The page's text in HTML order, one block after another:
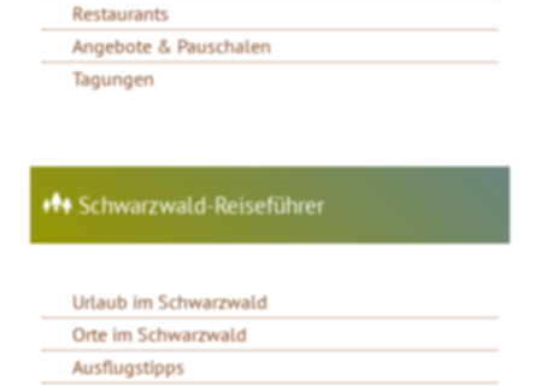
Restaurants
Angebote & Pauschalen
Tagungen
Schwarzwald-Reiseführer
Urlaub im Schwarzwald
Orte im Schwarzwald
Ausflugstipps